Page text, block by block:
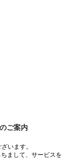
ご案内
います。
まして、サービスを